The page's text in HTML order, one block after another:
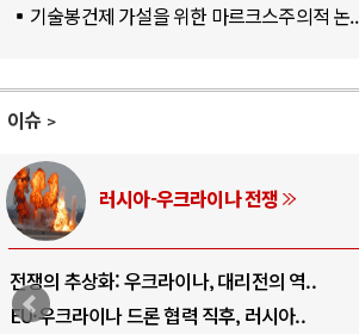
기술봉건제 가설을 위한 마르크스주의적 논..
이슈
러시아-우크라이나 전쟁
전쟁의 추상화: 우크라이나, 대리전의 역..
EU·우크라이나 드론 협력 직후, 러시아..